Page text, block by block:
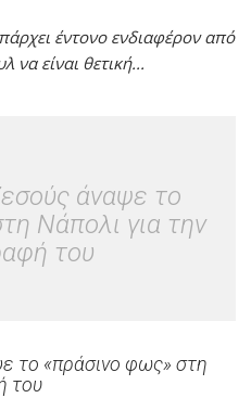
έντονο ενδιαφέρον από
να είναι θετική...
άναψε το
Νάπολι για την
του
το «πράσινο φως» στη
του